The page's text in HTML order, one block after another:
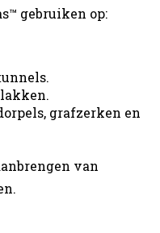
gebruiken op:
grafzerken en
van